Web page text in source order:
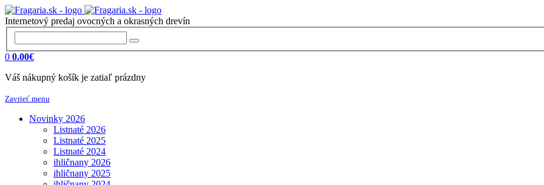
Internetový predaj ovocných a okrasných drevín
0 0.00€
Váš nákupný košík je zatiaľ prázdny
Zavrieť menu
Novinky 2026
Listnaté 2026
Listnaté 2025
Listnaté 2024
ihličnany 2026
ihličnany 2025